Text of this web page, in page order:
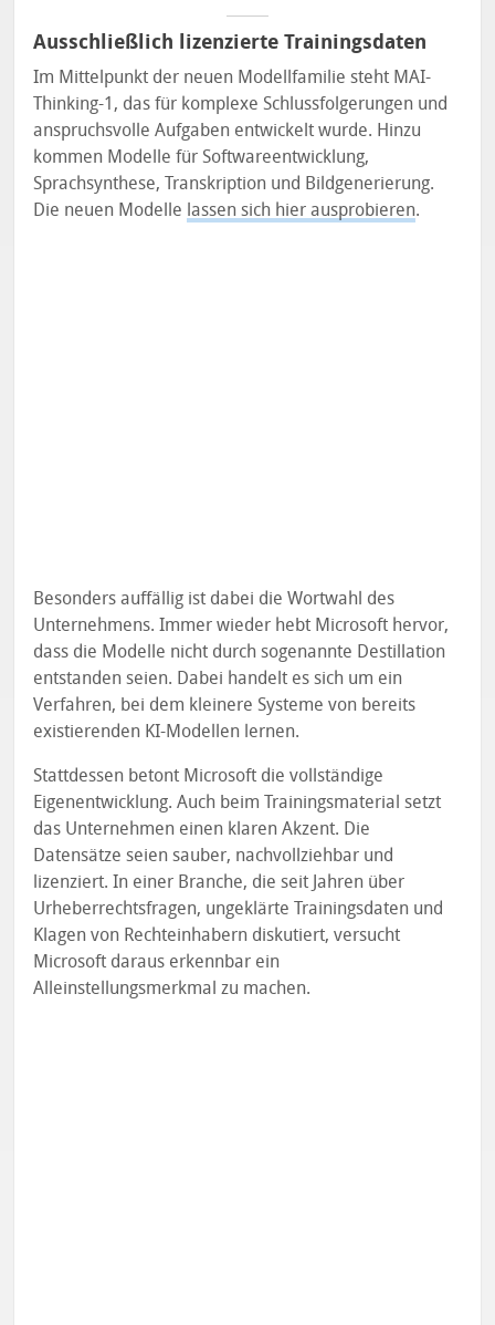
Ausschließlich lizenzierte Trainingsdaten
Im Mittelpunkt der neuen Modellfamilie steht MAI-
Thinking-1, das für komplexe Schlussfolgerungen und
anspruchsvolle Aufgaben entwickelt wurde. Hinzu
kommen Modelle für Softwareentwicklung,
Sprachsynthese, Transkription und Bildgenerierung.
Die neuen Modelle lassen sich hier ausprobieren.
Besonders auffällig ist dabei die Wortwahl des
Unternehmens. Immer wieder hebt Microsoft hervor,
dass die Modelle nicht durch sogenannte Destillation
entstanden seien. Dabei handelt es sich um ein
Verfahren, bei dem kleinere Systeme von bereits
existierenden KI-Modellen lernen.
Stattdessen betont Microsoft die vollständige
Eigenentwicklung. Auch beim Trainingsmaterial setzt
das Unternehmen einen klaren Akzent. Die
Datensätze seien sauber, nachvollziehbar und
lizenziert. In einer Branche, die seit Jahren über
Urheberrechtsfragen, ungeklärte Trainingsdaten und
Klagen von Rechteinhabern diskutiert, versucht
Microsoft daraus erkennbar ein
Alleinstellungsmerkmal zu machen.